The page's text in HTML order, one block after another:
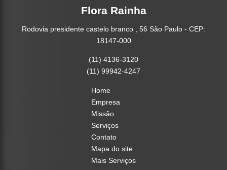
Flora Rainha
Rodovia presidente castelo branco , 56 São Paulo - CEP:
18147-000
(11) 4136-3120
(11) 99942-4247
Home
Empresa
Missão
Serviços
Contato
Mapa do site
Mais Serviços